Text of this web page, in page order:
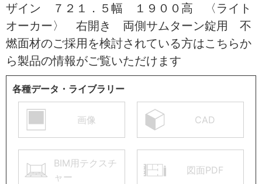
ザイン ７２１．５幅 １９００高 〈ライト
オーカー〉 右開き 両側サムターン錠用 不
燃面材のご採用を検討されている方はこちらか
ら製品の情報がご覧いただけます
各種データ・ライブラリー
画像 CAD
BIM用テクスチ
ャー
図面PDF